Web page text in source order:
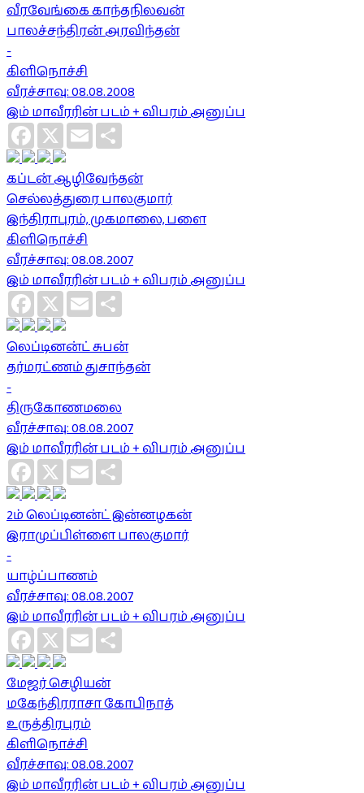
வீரவேங்கை காந்தநிலவன்
பாலச்சந்திரன் அரவிந்தன்
-
கிளிநொச்சி
வீரச்சாவு: 08.08.2008
இம் மாவீரரின் படம் + விபரம் அனுப்ப
Facebook
X Email
கப்டன் ஆழிவேந்தன்
செல்லத்துரை பாலகுமார்
இந்திராபுரம், முகமாலை, பளை
கிளிநொச்சி
வீரச்சாவு: 08.08.2007
இம் மாவீரரின் படம் + விபரம் அனுப்ப
Facebook
X Email
லெப்டினன்ட் சுபன்
தர்மரட்ணம் துசாந்தன்
-
திருகோணமலை
வீரச்சாவு: 08.08.2007
இம் மாவீரரின் படம் + விபரம் அனுப்ப
Facebook
X Email
2ம் லெப்டினன்ட் இன்னழகன்
இராமுப்பிள்ளை பாலகுமார்
-
யாழ்ப்பாணம்
வீரச்சாவு: 08.08.2007
இம் மாவீரரின் படம் + விபரம் அனுப்ப
Facebook
X Email
மேஜர் செழியன்
மகேந்திரராசா கோபிநாத்
உருத்திரபுரம்
கிளிநொச்சி
வீரச்சாவு: 08.08.2007
இம் மாவீரரின் படம் + விபரம் அனுப்ப